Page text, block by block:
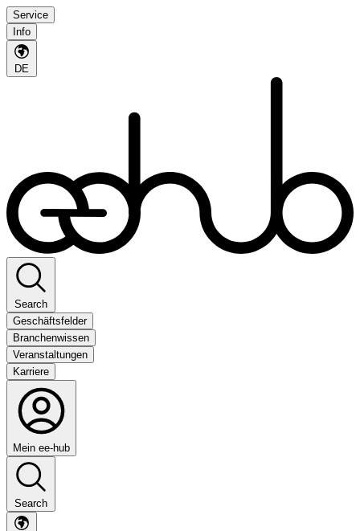
Service
Info
DE
Search
Geschäftsfelder
Branchenwissen
Veranstaltungen
Karriere
Mein ee-hub
Search